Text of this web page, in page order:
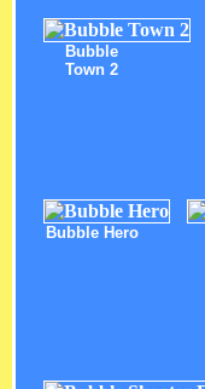
Bubble
Town 2
Bubble Hero